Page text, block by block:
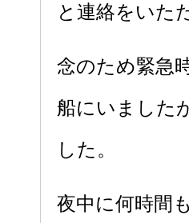
と連絡をいた
念のため緊急
船にいました
した。
夜中に何時間